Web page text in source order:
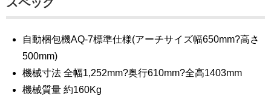
自動梱包機AQ-7標準仕様(アーチサイズ幅650mm?高さ
500mm)
機械寸法 全幅1,252mm?奥行610mm?全高1403mm
機械質量 約160Kg